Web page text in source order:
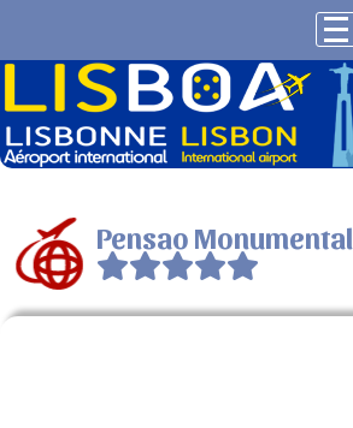
Pensao Monumental